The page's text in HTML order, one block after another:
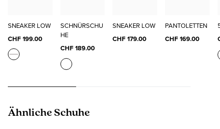
SNEAKER LOW
CHF 199.00
SCHNÜRSCHU
HE
CHF 189.00
SNEAKER LOW
CHF 179.00
PANTOLETTEN
CHF 169.00
Produktgalerie überspringen
Ähnliche Schuhe